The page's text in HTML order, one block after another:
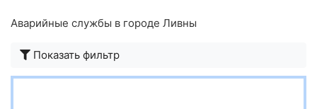
Аварийные службы в городе Ливны
Показать фильтр